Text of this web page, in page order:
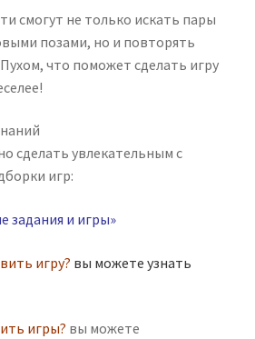
смогут не только искать пары
позами, но и повторять
что поможет сделать игру
сделать увлекательным с
игр:
задания и игры»
игру? вы можете узнать
игры? вы можете